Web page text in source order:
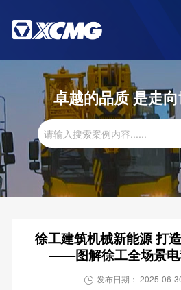
卓越的品质 是走
徐工建筑机械新能源 打
——图解徐工全场景电
 发布日期： 2025-06-